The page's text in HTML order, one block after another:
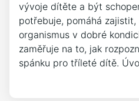
vývoje dítěte a být
potřebuje, pomáhá
organismus v dobré
zaměřuje na to, jak
spánku pro tříleté dítě.